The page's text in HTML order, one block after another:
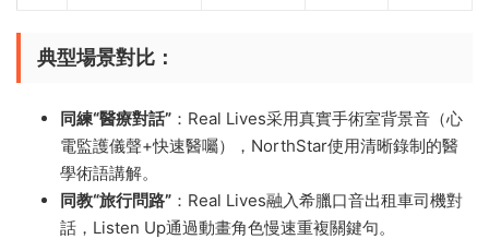
​典型場景對比​ ​：
​同練“醫療對話”​ ​：Real Lives采用真實手術室背景音（心
電監護儀聲+快速醫囑），NorthStar使用清晰錄制的醫
學術語講解。
​同教“旅行問路”​ ​：Real Lives融入希臘口音出租車司機對
話，Listen Up通過動畫角色慢速重複關鍵句。